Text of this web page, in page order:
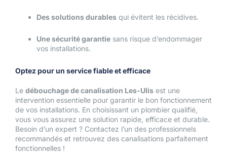
Des solutions durables qui évitent les récidives.
Une sécurité garantie sans risque d’endommager
vos installations.
Optez pour un service fiable et efficace
Le débouchage de canalisation Les-Ulis est une
intervention essentielle pour garantir le bon fonctionnement
de vos installations. En choisissant un plombier qualifié,
vous vous assurez une solution rapide, efficace et durable.
Besoin d’un expert ? Contactez l’un des professionnels
recommandés et retrouvez des canalisations parfaitement
fonctionnelles !